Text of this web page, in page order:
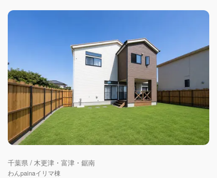
千葉県 / 木更津・富津・鋸南
わんpainaイリマ棟